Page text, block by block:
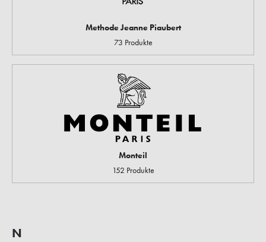
Methode Jeanne Piaubert
73 Produkte
Monteil
152 Produkte
N